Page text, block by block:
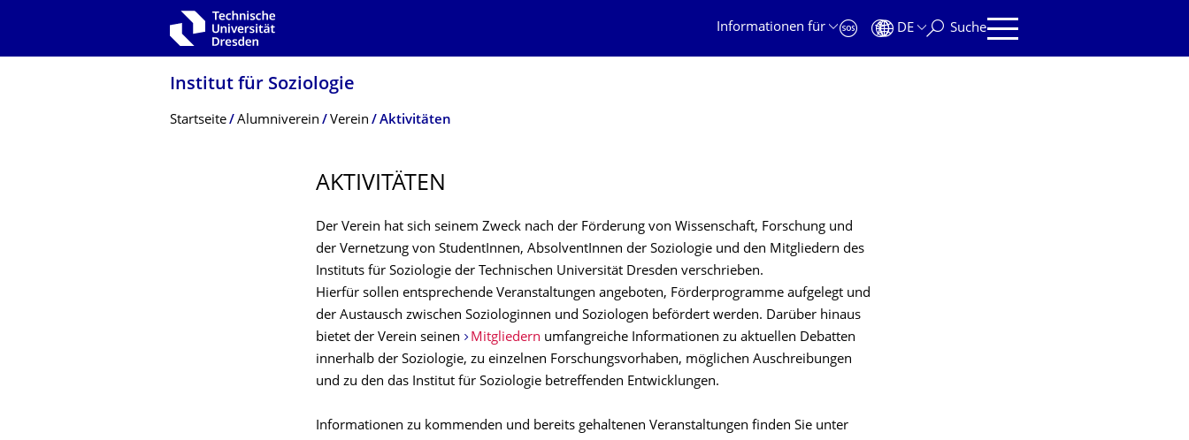
Zur Hauptnavigation springen
Informationen für
DE Suche
Institut für Soziologie
Breadcrumb-Menü
Startseite Alumniverein Verein Aktivitäten
AKTIVITÄTEN
Der Verein hat sich seinem Zweck nach der Förderung von Wissenschaft, Forschung und
der Vernetzung von StudentInnen, AbsolventInnen der Soziologie und den Mitgliedern des
Instituts für Soziologie der Technischen Universität Dresden verschrieben.
Hierfür sollen entsprechende Veranstaltungen angeboten, Förderprogramme aufgelegt und
der Austausch zwischen Soziologinnen und Soziologen befördert werden. Darüber hinaus
bietet der Verein seinen
Mitgliedern umfangreiche Informationen zu aktuellen Debatten
innerhalb der Soziologie, zu einzelnen Forschungsvorhaben, möglichen Auschreibungen
und zu den das Institut für Soziologie betreffenden Entwicklungen.
Informationen zu kommenden und bereits gehaltenen Veranstaltungen finden Sie unter